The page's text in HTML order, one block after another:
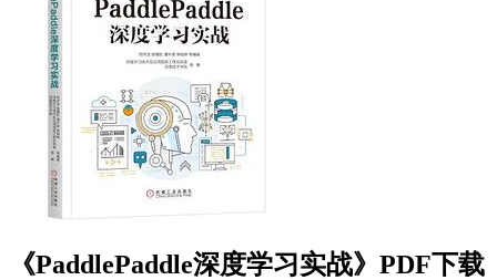
《PaddlePaddle深度学习实战》PDF下载